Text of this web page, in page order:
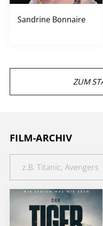
Sandrine Bonnaire
ZUM
FILM-ARCHIV